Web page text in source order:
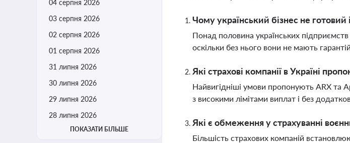
04 серпня 2026
03 серпня 2026
02 серпня 2026
01 серпня 2026
31 липня 2026
30 липня 2026
29 липня 2026
28 липня 2026
ПОКАЗАТИ БІЛЬШЕ
Чому український бізнес не готовий
Понад половина українських
оскільки без нього вони не мають
Які страхові компанії в Україні
Найвигідніші умови пропонують ARX та
з високими лімітами виплат і без
Які є обмеження у страхуванні
Більшість страхових компаній